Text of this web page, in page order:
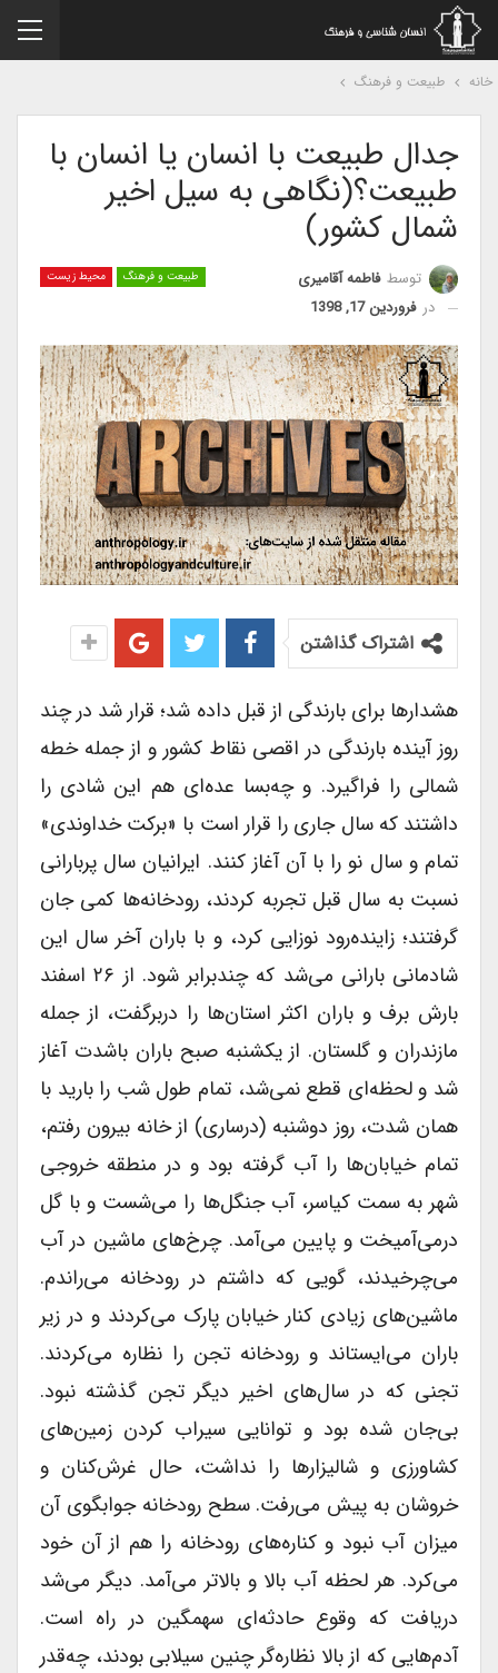
طبیعت و فرهنگ
جدال طبیعت با انسان یا انسان با
طبیعت؟(نگاهی به سیل اخیر
شمال کشور)
طبیعت و فرهنگ محیط زیست توسطفاطمه آقامیری
درفروردین 17, 1398
اشتراک گذاشتن
هشدارها برای بارندگی از قبل داده شد؛ قرار شد در چند
روز آینده بارندگی در اقصی نقاط کشور و از جمله خطه
شمالی را فراگیرد. و چه‌بسا عده‌ای هم این شادی را
داشتند که سال جاری را قرار است با «برکت خداوندی»
تمام و سال نو را با آن آغاز کنند. ایرانیان سال پربارانی
نسبت به سال قبل تجربه کردند، رودخانه‌ها کمی جان
گرفتند؛ زاینده‌رود نوزایی کرد، و با باران آخر سال این
شادمانی بارانی می‌شد که چندبرابر شود. از ۲۶ اسفند
بارش برف و باران اکثر استان‌ها را دربرگفت، از جمله
مازندران و گلستان. از یکشنبه صبح باران باشدت آغاز
شد و لحظه‌ای قطع نمی‌شد، تمام طول شب را بارید با
همان شدت، روز دوشنبه (درساری) از خانه بیرون رفتم،
تمام خیابان‌ها را آب گرفته بود و در منطقه خروجی
شهر به سمت کیاسر، آب جنگل‌ها را می‌شست و با گل
درمی‌آمیخت و پایین می‌آمد. چرخ‌های ماشین در آب
می‌چرخیدند، گویی که داشتم در رودخانه می‌راندم.
ماشین‌های زیادی کنار خیابان پارک می‌کردند و در زیر
باران می‌ایستاند و رودخانه تجن را نظاره می‌کردند.
تجنی که در سال‌های اخیر دیگر تجن گذشته نبود.
بی‌جان شده بود و توانایی سیراب کردن زمین‌های
کشاورزی و شالیزارها را نداشت، حال غرش‌کنان و
خروشان به پیش می‌رفت. سطح رودخانه جوابگوی آن
میزان آب نبود و کناره‌های رودخانه را هم از آن خود
می‌کرد. هر لحظه آب بالا و بالاتر می‌آمد. دیگر می‌شد
دریافت که وقوع حادثه‌ای سهمگین در راه است.
آدم‌هایی که از بالا نظاره‌گر چنین سیلابی بودند، چه‌قدر